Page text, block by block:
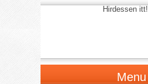
Hirdessen itt!
Menu